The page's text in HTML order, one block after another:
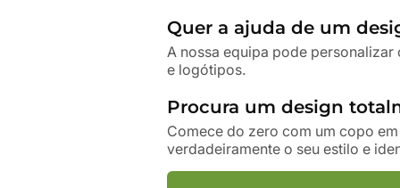
Quer a ajuda de um
A nossa equipa pode
e logótipos.
Procura um design
Comece do zero com um copo
verdadeiramente o seu estilo e